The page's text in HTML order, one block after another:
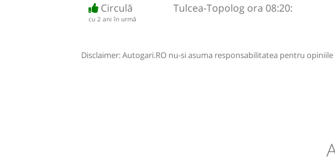
Circulă
cu 2 ani în urmă
Tulcea-Topolog ora 08:20:
Disclaimer: Autogari.RO nu-si asuma responsabilitatea pentru